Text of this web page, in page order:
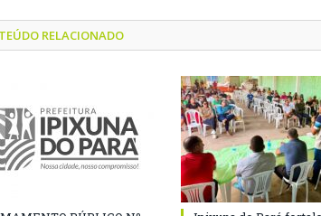
RELACIONADO